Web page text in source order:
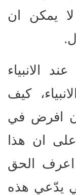
يمكن ان
الانبياء
كيف
افرض في
ان هذا
اعرف الحق
يدّعي هذه